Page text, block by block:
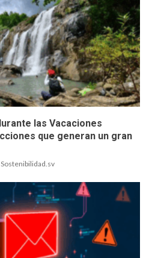
las Vacaciones
que generan un gran